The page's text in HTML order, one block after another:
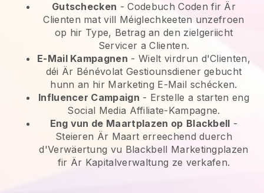
Gutschecken - Codebuch Coden fir Är
Clienten mat vill Méiglechkeeten unzefroen
op hir Type, Betrag an den zielgeriicht
Servicer a Clienten.
E-Mail Kampagnen -Wielt virdrun d'Clienten,
déi Är Bénévolat Gestiounsdiener gebucht
hunn an hir Marketing E-Mail schécken.
Influencer Campaign - Erstelle a starten eng
Social Media Affiliate-Kampagne.
Eng vun de Maartplazen op Blackbell -
Steieren Är Maart erreechend duerch
d'Verwäertung vu Blackbell Marketingplazen
fir Är Kapitalverwaltung ze verkafen.